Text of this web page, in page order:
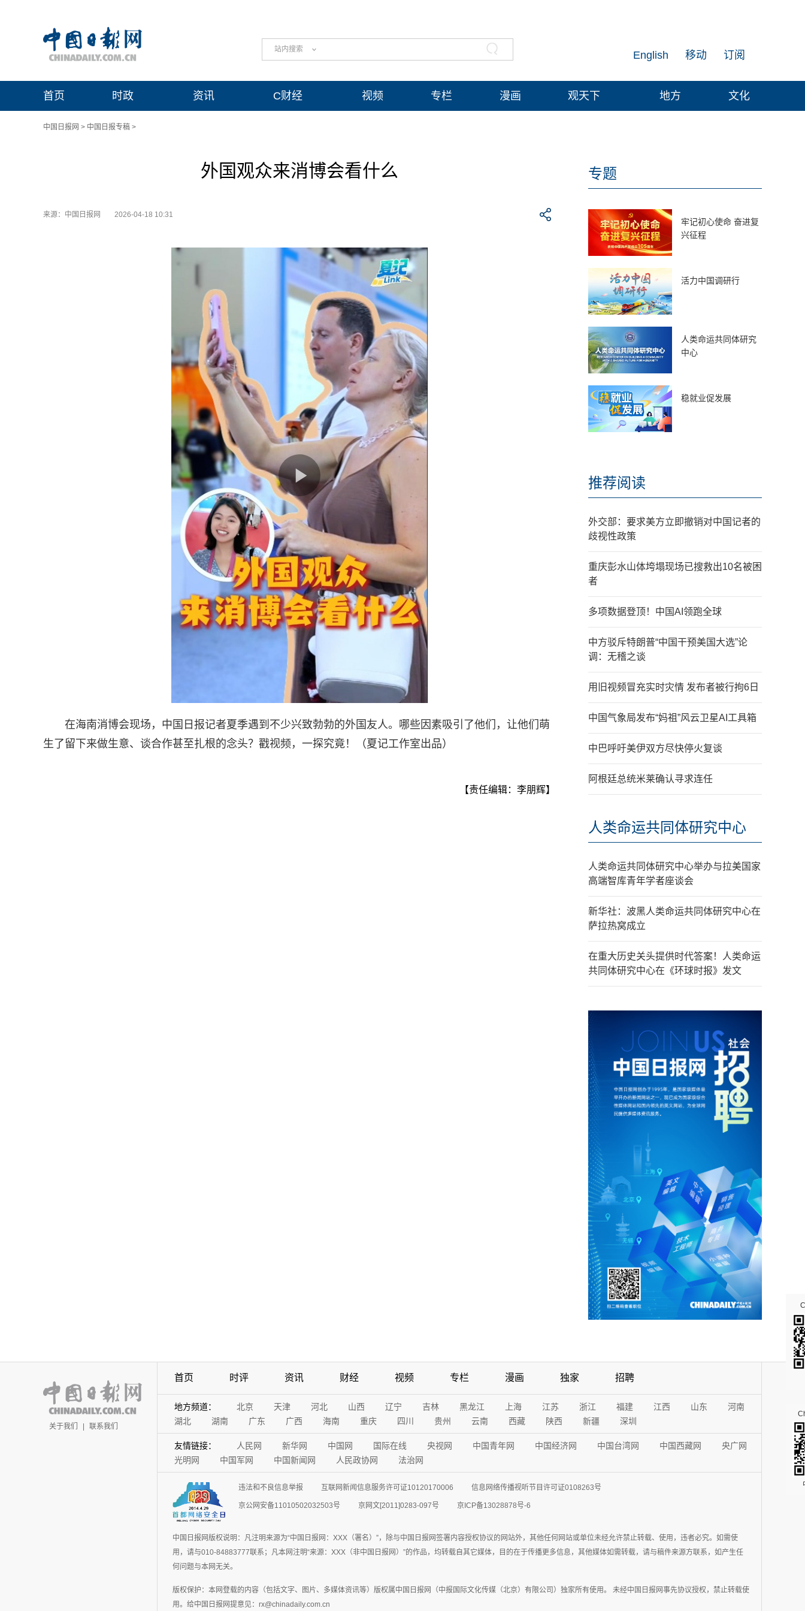
站内搜索 订阅
移动
English
首页 时政 资讯 C财经 视频 专栏 漫画 观天下 地方 文化
中国日报网 > 中国日报专稿 >
外国观众来消博会看什么
来源：中国日报网 2026-04-18 10:31
在海南消博会现场，中国日报记者夏季遇到不少兴致勃勃的外国友人。哪些因素吸引了他们，让他们萌
生了留下来做生意、谈合作甚至扎根的念头？戳视频，一探究竟！（夏记工作室出品）
【责任编辑：李朋辉】
专题
牢记初心使命 奋进复
兴征程
活力中国调研行
人类命运共同体研究
中心
稳就业促发展
推荐阅读
外交部：要求美方立即撤销对中国记者的
歧视性政策
重庆彭水山体垮塌现场已搜救出10名被困
者
多项数据登顶！中国AI领跑全球
中方驳斥特朗普“中国干预美国大选”论
调：无稽之谈
用旧视频冒充实时灾情 发布者被行拘6日
中国气象局发布“妈祖”风云卫星AI工具箱
中巴呼吁美伊双方尽快停火复谈
阿根廷总统米莱确认寻求连任
人类命运共同体研究中心
人类命运共同体研究中心举办与拉美国家
高端智库青年学者座谈会
新华社：波黑人类命运共同体研究中心在
萨拉热窝成立
在重大历史关头提供时代答案！人类命运
共同体研究中心在《环球时报》发文
关于我们 | 联系我们
首页 时评 资讯 财经 视频 专栏 漫画 独家 招聘
地方频道： 北京 天津 河北 山西 辽宁 吉林 黑龙江 上海 江苏 浙江 福建 江西 山东
河南
湖北
湖南 广东 广西 海南 重庆 四川 贵州 云南 西藏 陕西 新疆 深圳
友情链接： 人民网 新华网 中国网 国际在线 央视网 中国青年网 中国经济网 中国台湾网 中国西藏网
央广网
光明网
中国军网 中国新闻网 人民政协网 法治网
违法和不良信息举报 互联网新闻信息服务许可证10120170006 信息网络传播视听节目许可证0108263号
京公网安备11010502032503号 京网文[2011]0283-097号 京ICP备13028878号-6
中国日报网版权说明：凡注明来源为“中国日报网：XXX（署名）”，除与中国日报网签署内容授权协议的网站外，其他任何网站或单位未经允许禁止转载、使用，违者必究。如需使
用，请与010-84883777联系；凡本网注明“来源：XXX（非中国日报网）”的作品，均转载自其它媒体，目的在于传播更多信息，其他媒体如需转载，请与稿件来源方联系，如产生任
何问题与本网无关。
版权保护：本网登载的内容（包括文字、图片、多媒体资讯等）版权属中国日报网（中报国际文化传媒（北京）有限公司）独家所有使用。 未经中国日报网事先协议授权，禁止转载使
用。给中国日报网提意见：rx@chinadaily.com.cn